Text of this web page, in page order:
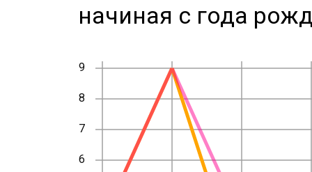
начиная с года